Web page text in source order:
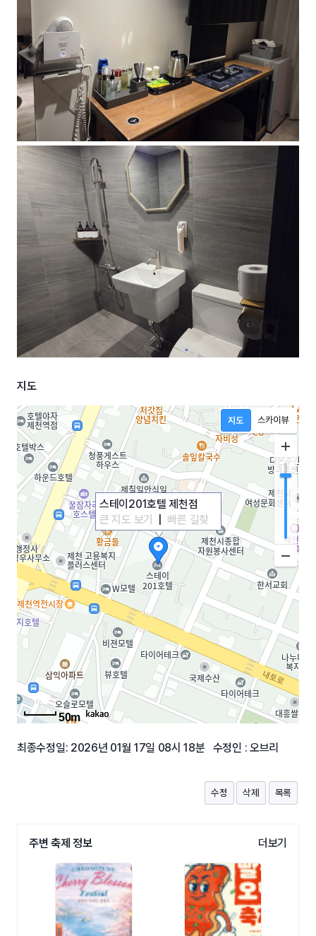
지도
스테이201호텔 제천점
큰 지도 보기
빠른 길찾
기
50m
최종수정일: 2026년 01월 17일 08시 18분 수정인 : 오브리
수정 삭제 목록
주변 축제 정보 더보기